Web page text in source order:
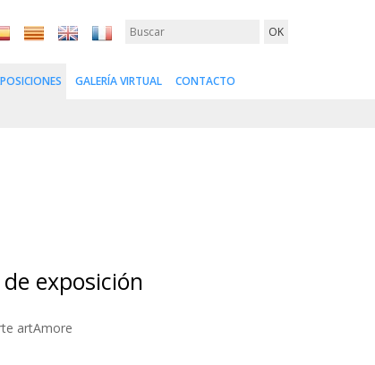
GALERÍA VIRTUAL
CONTACTO
exposición
artAmore